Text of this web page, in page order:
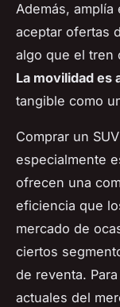
Además,
aceptar ofertas
algo que el tren
La movilidad es
tangible como
Comprar un
especialmente
ofrecen una
eficiencia que
mercado de
ciertos
de reventa.
actuales del